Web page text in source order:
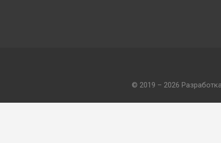
© 2019 – 2026